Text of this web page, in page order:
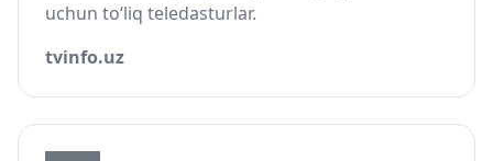
uchun to‘liq teledasturlar.
tvinfo.uz